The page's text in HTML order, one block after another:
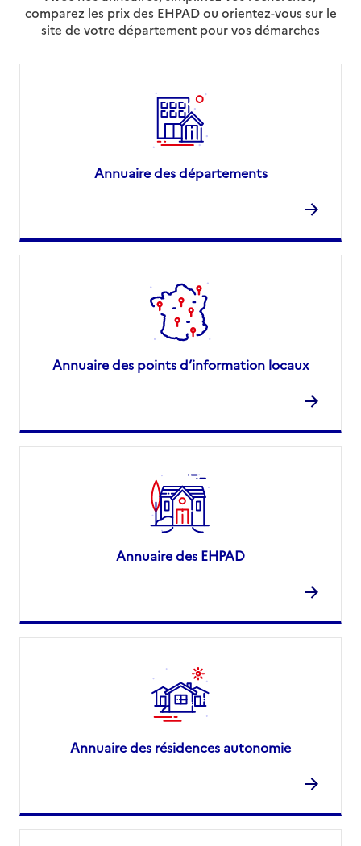
comparez les prix des EHPAD ou orientez-vous sur le
site de votre département pour vos démarches
Annuaire des départements
Annuaire des points d’information locaux
Annuaire des EHPAD
Annuaire des résidences autonomie